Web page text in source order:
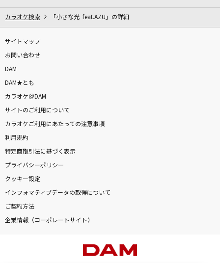
カラオケ検索 「小さな光 feat.AZU」の詳細
サイトマップ
お問い合わせ
DAM
DAM★とも
カラオケ＠DAM
サイトのご利用について
カラオケご利用にあたっての注意事項
利用規約
特定商取引法に基づく表示
プライバシーポリシー
クッキー設定
インフォマティブデータの取得について
ご契約方法
企業情報（コーポレートサイト）